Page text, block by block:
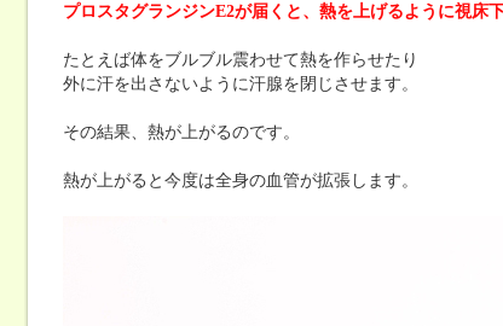
プロスタグランジンE2が届くと、熱を上げるように視床
たとえば体をブルブル震わせて熱を作らせたり
外に汗を出さないように汗腺を閉じさせます。
その結果、熱が上がるのです。
熱が上がると今度は全身の血管が拡張します。